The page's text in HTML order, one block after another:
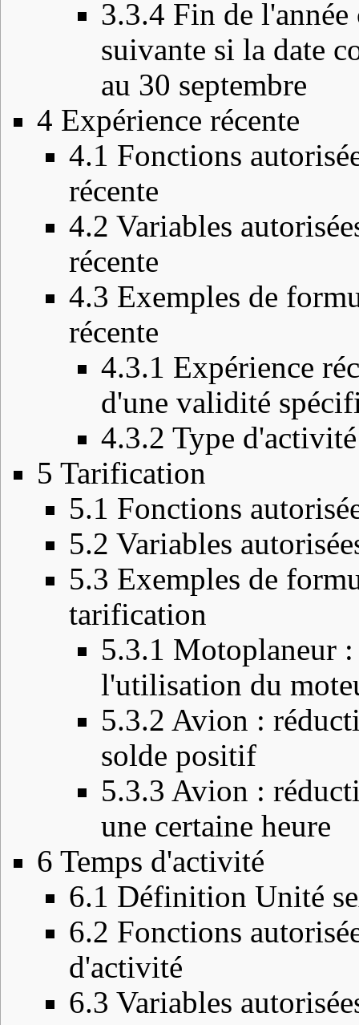
3.3.4 Fin de
suivante si la date
au 30 septembre
4 Expérience récente
4.1 Fonctions
récente
4.2 Variables
récente
4.3 Exemples de
récente
4.3.1 Expérience
d'une validité
4.3.2 Type
5 Tarification
5.1 Fonctions
5.2 Variables
5.3 Exemples de
tarification
5.3.1 Motoplaneur
l'utilisation du
5.3.2 Avion :
solde positif
5.3.3 Avion :
une certaine heure
6 Temps d'activité
6.1 Définition Unité
6.2 Fonctions
d'activité
6.3 Variables